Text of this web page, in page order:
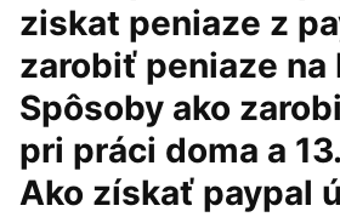
ziskat peniaze z
zarobiť peniaze na
Spôsoby ako
pri práci doma a
Ako získať paypal